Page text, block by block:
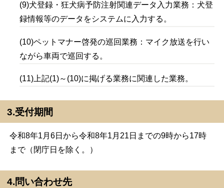
(9)犬登録・狂犬病予防注射関連データ入力業務：犬登
録情報等のデータをシステムに入力する。
(10)ペットマナー啓発の巡回業務：マイク放送を行い
ながら車両で巡回する。
(11)上記(1)～(10)に掲げる業務に関連した業務。
3.受付期間
令和8年1月6日から令和8年1月21日までの9時から17時
まで（閉庁日を除く。）
4.問い合わせ先